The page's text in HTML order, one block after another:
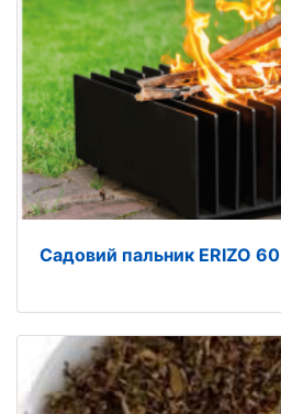
Садовий пальник ERIZO 60